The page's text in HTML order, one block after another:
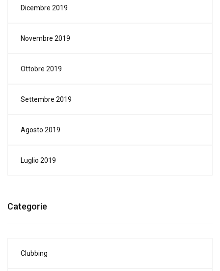
Dicembre 2019
Novembre 2019
Ottobre 2019
Settembre 2019
Agosto 2019
Luglio 2019
Categorie
Clubbing